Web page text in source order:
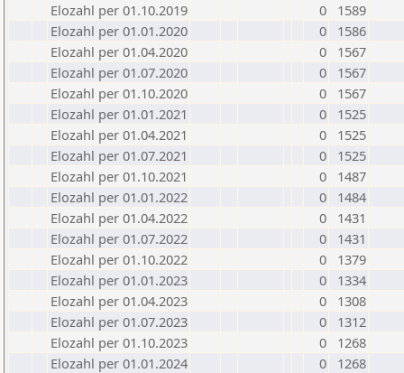
Elozahl per 01.10.2019
0
1589
Elozahl per 01.01.2020
0
1586
Elozahl per 01.04.2020
0
1567
Elozahl per 01.07.2020
0
1567
Elozahl per 01.10.2020
0
1567
Elozahl per 01.01.2021
0
1525
Elozahl per 01.04.2021
0
1525
Elozahl per 01.07.2021
0
1525
Elozahl per 01.10.2021
0
1487
Elozahl per 01.01.2022
0
1484
Elozahl per 01.04.2022
0
1431
Elozahl per 01.07.2022
0
1431
Elozahl per 01.10.2022
0
1379
Elozahl per 01.01.2023
0
1334
Elozahl per 01.04.2023
0
1308
Elozahl per 01.07.2023
0
1312
Elozahl per 01.10.2023
0
1268
Elozahl per 01.01.2024
0
1268